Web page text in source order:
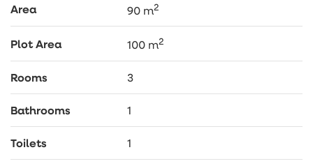
Area 90 m2
Plot Area 100 m2
Rooms 3
Bathrooms 1
Toilets 1